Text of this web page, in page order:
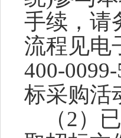
手续，请
流程见电
400-
标采购活
（2）